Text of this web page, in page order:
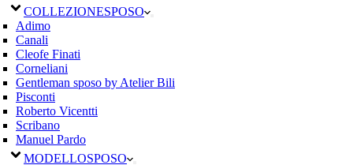
COLLEZIONESPOSO
Adimo
Canali
Cleofe Finati
Corneliani
Gentleman sposo by Atelier Bili
Pisconti
Roberto Vicentti
Scribano
Manuel Pardo
MODELLOSPOSO